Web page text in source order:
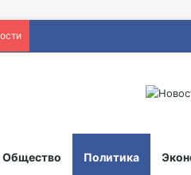
Общество Политика